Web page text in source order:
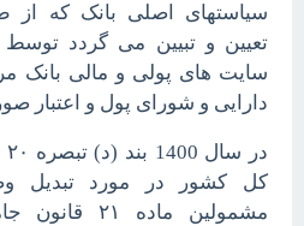
سیاستهای اصلی بانک که از
تعیین و تبیین می گردد توسط
سایت های پولی و مالی بانک
دارایی و شورای پول و اعتبار
کل کشور در مورد تبدیل
مشمولین ماده